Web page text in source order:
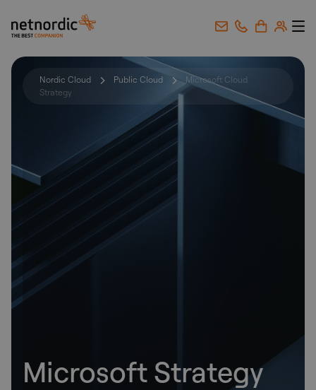
NetNordic Norway
Nordic Cloud Public Cloud
Microsoft Cloud
Strategy
Microsoft Strategy